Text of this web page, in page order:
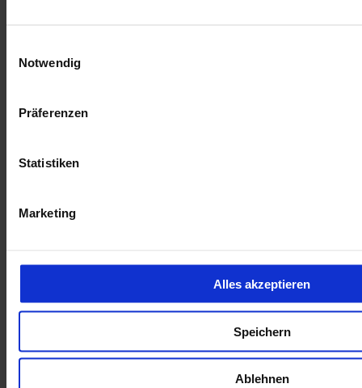
Notwendig
Präferenzen
Statistiken
Marketing
Alles akzeptieren
Speichern
Ablehnen
-Emission (kombiniert nach WLTP)
24.490 €
Kilometer Anzahl
Erstzulassung
GetriebeartAutomatik
HU/AU neu
opel-de004512